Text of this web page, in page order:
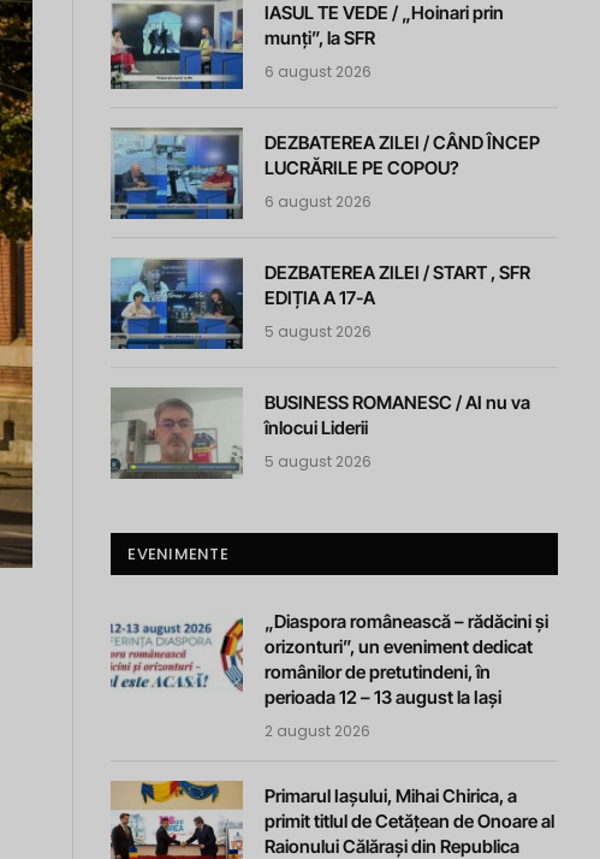
IASUL TE VEDE / „Hoinari prin
munți”, la SFR
6 august 2026
DEZBATEREA ZILEI / CÂND ÎNCEP
LUCRĂRILE PE COPOU?
6 august 2026
DEZBATEREA ZILEI / START , SFR
EDIȚIA A 17-A
5 august 2026
BUSINESS ROMANESC / AI nu va
înlocui Liderii
5 august 2026
EVENIMENTE
„Diaspora românească – rădăcini și
orizonturi”, un eveniment dedicat
românilor de pretutindeni, în
perioada 12 – 13 august la Iași
2 august 2026
Primarul Iașului, Mihai Chirica, a
primit titlul de Cetățean de Onoare al
Raionului Călărași din Republica